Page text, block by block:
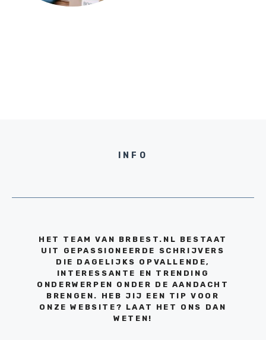
INFO
HET TEAM VAN BRBEST.NL BESTAAT
UIT GEPASSIONEERDE SCHRIJVERS
DIE DAGELIJKS OPVALLENDE,
INTERESSANTE EN TRENDING
ONDERWERPEN ONDER DE AANDACHT
BRENGEN. HEB JIJ EEN TIP VOOR
ONZE WEBSITE? LAAT HET ONS DAN
WETEN!